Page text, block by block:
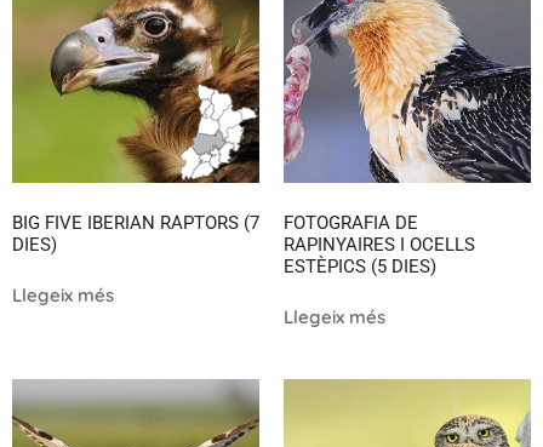
BIG FIVE IBERIAN RAPTORS (7
DIES)
Llegeix més
FOTOGRAFIA DE
RAPINYAIRES I OCELLS
ESTÈPICS (5 DIES)
Llegeix més